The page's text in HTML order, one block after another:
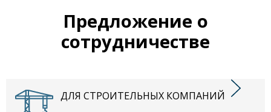
Предложение о
сотрудничестве
ДЛЯ СТРОИТЕЛЬНЫХ КОМПАНИЙ